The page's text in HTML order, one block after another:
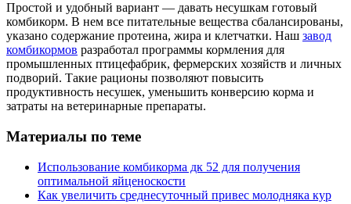
Простой и удобный вариант ― давать несушкам готовый
комбикорм. В нем все питательные вещества сбалансированы,
указано содержание протеина, жира и клетчатки. Наш завод
комбикормов разработал программы кормления для
промышленных птицефабрик, фермерских хозяйств и личных
подворий. Такие рационы позволяют повысить
продуктивность несушек, уменьшить конверсию корма и
затраты на ветеринарные препараты.
Материалы по теме
Использование комбикорма дк 52 для получения
оптимальной яйценоскости
Как увеличить среднесуточный привес молодняка кур